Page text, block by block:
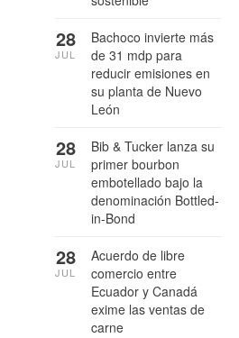
Bachoco invierte más
de 31 mdp para
reducir emisiones en
su planta de Nuevo
León
28
JUL
Bib & Tucker lanza su
primer bourbon
embotellado bajo la
denominación Bottled-
in-Bond
28
JUL
Acuerdo de libre
comercio entre
Ecuador y Canadá
exime las ventas de
carne
28
JUL